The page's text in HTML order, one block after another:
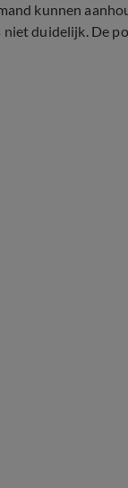
kunnen
duidelijk. De